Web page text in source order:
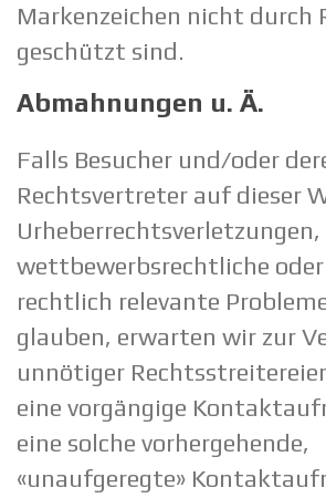
Markenzeichen nicht durch
geschützt sind.
Abmahnungen u. Ä.
Falls Besucher und/oder
Rechtsvertreter auf dieser
Urheberrechtsverletzungen,
wettbewerbsrechtliche oder
rechtlich relevante
glauben, erwarten wir zur
unnötiger
eine vorgängige
eine solche vorhergehende,
«unaufgeregte»